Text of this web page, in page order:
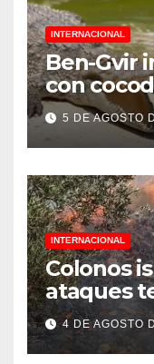
INTERNACIONAL
Ben-Gvir
con
palestinos
5 DE AGOSTO
INTERNACIONAL
Colonos
ataques
familias
4 DE AGOSTO